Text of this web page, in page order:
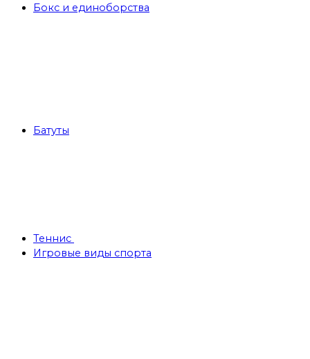
Бокс и единоборства
Батуты
Теннис
Игровые виды спорта